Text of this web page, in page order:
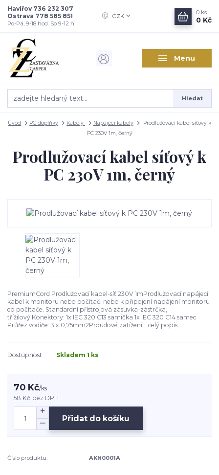
Menu
CZK
Hledat
Havířov 736 232 307
Ostrava 778 585 851
Po-Pá, 9-18 hod. So 9-12 h.
0 ks
0 Kč
Úvod PC doplňky Kabely Napájecí kabely
Prodlužovací kabel síťový k
PC 230V 1m, černý
Prodlužovací kabel síťový k
PC 230V 1m, černý
PremiumCord Prodlužovací kabel-síť 230V 1mProdlužovací napájecí
kabel k monitoru nebo počítači nebo k připojení napájení monitoru
do počítače. Standardní přístrojová zásuvka-zástrčka,
třížilový.Konektory: 1x IEC 320 C13 samička 1x IEC 320 C14 samec
Průřez vodiče: 3 x 0,75mm2Proudové zatížení... celý popis
Dostupnost Skladem 1 ks
70 Kč/ks
58 Kč bez DPH
Přidat do košíku
Číslo produktu: AKN0001A